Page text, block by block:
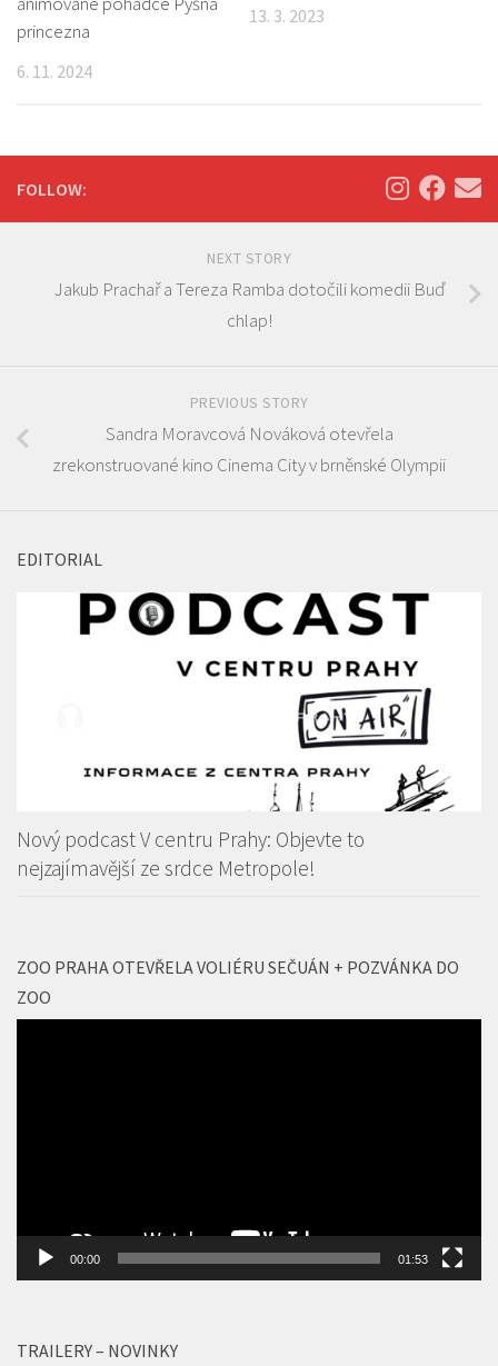
princezna
6. 11. 2024
13. 3. 2023
FOLLOW:
NEXT STORY
Jakub Prachař a Tereza Ramba dotočili komedii Buď
chlap!
PREVIOUS STORY
Sandra Moravcová Nováková otevřela
zrekonstruované kino Cinema City v brněnské Olympii
EDITORIAL
Nový podcast V centru Prahy: Objevte to
nejzajímavější ze srdce Metropole!
ZOO PRAHA OTEVŘELA VOLIÉRU SEČUÁN + POZVÁNKA DO
ZOO
00:00 01:53
TRAILERY – NOVINKY